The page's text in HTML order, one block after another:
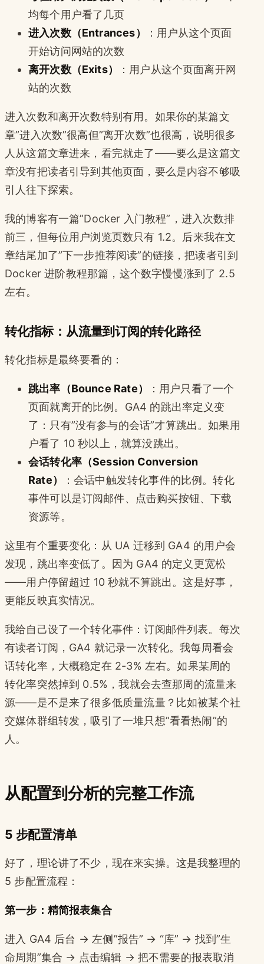
均每个用户看了几页
进入次数（Entrances）
：用户从这个页面
开始访问网站的次数
离开次数（Exits）
：用户从这个页面离开网
站的次数
进入次数和离开次数特别有用。如果你的某篇文
章”进入次数”很高但”离开次数”也很高，说明很多
人从这篇文章进来，看完就走了——要么是这篇文
章没有把读者引导到其他页面，要么是内容不够吸
引人往下探索。
我的博客有一篇”Docker 入门教程”，进入次数排
前三，但每位用户浏览页数只有 1.2。后来我在文
章结尾加了”下一步推荐阅读”的链接，把读者引到
Docker 进阶教程那篇，这个数字慢慢涨到了 2.5
左右。
转化指标：从流量到订阅的转化路径
转化指标是最终要看的：
跳出率（Bounce Rate）
：用户只看了一个
页面就离开的比例。GA4 的跳出率定义变
了：只有”没有参与的会话”才算跳出。如果用
户看了 10 秒以上，就算没跳出。
会话转化率（Session Conversion
Rate）
：会话中触发转化事件的比例。转化
事件可以是订阅邮件、点击购买按钮、下载
资源等。
这里有个重要变化：从 UA 迁移到 GA4 的用户会
发现，跳出率变低了。因为 GA4 的定义更宽松
——用户停留超过 10 秒就不算跳出。这是好事，
更能反映真实情况。
我给自己设了一个转化事件：订阅邮件列表。每次
有读者订阅，GA4 就记录一次转化。我每周看会
话转化率，大概稳定在 2-3% 左右。如果某周的
转化率突然掉到 0.5%，我就会去查那周的流量来
源——是不是来了很多低质量流量？比如被某个社
交媒体群组转发，吸引了一堆只想”看看热闹”的
人。
从配置到分析的完整工作流
5 步配置清单
好了，理论讲了不少，现在来实操。这是我整理的
5 步配置流程：
第一步：精简报表集合
进入 GA4 后台 → 左侧”报告” → “库” → 找到”生
命周期”集合 → 点击编辑 → 把不需要的报表取消